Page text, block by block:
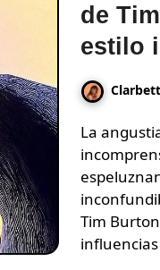
de
estilo
Clarbett
La angustia, el dolor y la
Tim